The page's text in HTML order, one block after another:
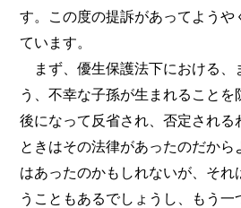
す。この度の提訴があってようや
ています。
まず、優生保護法下における、
う、不幸な子孫が生まれること
後になって反省され、否定される
ときはその法律があったのだか
はあったのかもしれないが、それ
うこともあるでしょうし、もう